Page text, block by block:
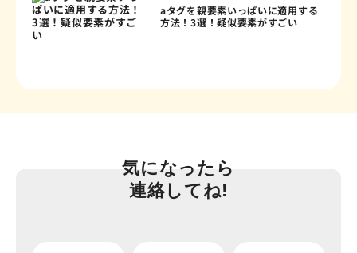
aタグを親要素いっぱいに適用する
方法！3選！疑似要素がすごい
気になったら
連絡してね!